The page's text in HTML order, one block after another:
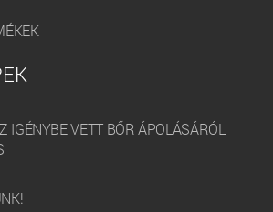
IGÉNYBE VETT BŐR ÁPOLÁSÁRÓL